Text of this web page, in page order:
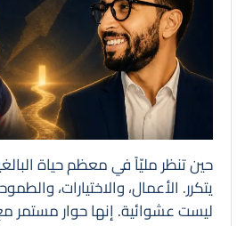
حين تنظر مليّاً في معظم حياة
يتكرر. الأعمال، والاختيارات،
ليست عشوائية. إنها حوار مستمر